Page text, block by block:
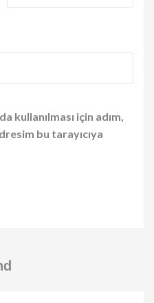
kullanılması için adım,
bu tarayıcıya